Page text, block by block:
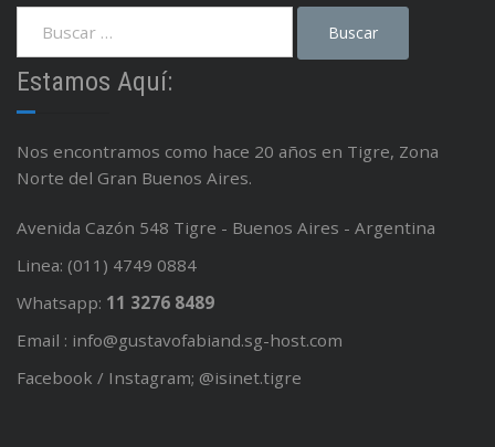
Estamos Aquí:
Nos encontramos como hace 20 años en Tigre, Zona
Norte del Gran Buenos Aires.
Avenida Cazón 548 Tigre - Buenos Aires - Argentina
Linea: (011) 4749 0884
Whatsapp: 11 3276 8489
Email : info@gustavofabiand.sg-host.com
Facebook / Instagram; @isinet.tigre